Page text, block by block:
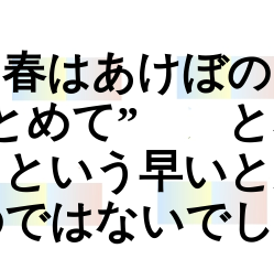
はあけぼ
めて” と
いう早い
はないで